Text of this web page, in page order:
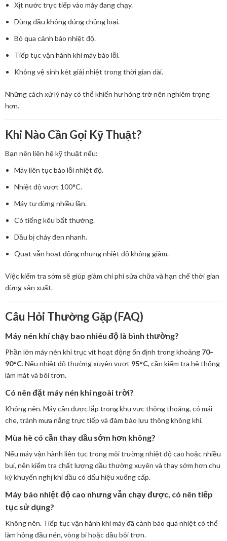
Xịt nước trực tiếp vào máy đang chạy.
Dùng dầu không đúng chủng loại.
Bỏ qua cảnh báo nhiệt độ.
Tiếp tục vận hành khi máy báo lỗi.
Không vệ sinh két giải nhiệt trong thời gian dài.
Những cách xử lý này có thể khiến hư hỏng trở nên nghiêm trọng
hơn.
Khi Nào Cần Gọi Kỹ Thuật?
Bạn nên liên hệ kỹ thuật nếu:
Máy liên tục báo lỗi nhiệt độ.
Nhiệt độ vượt 100°C.
Máy tự dừng nhiều lần.
Có tiếng kêu bất thường.
Dầu bị cháy đen nhanh.
Quạt vẫn hoạt động nhưng nhiệt độ không giảm.
Việc kiểm tra sớm sẽ giúp giảm chi phí sửa chữa và hạn chế thời gian
dừng sản xuất.
Câu Hỏi Thường Gặp (FAQ)
Máy nén khí chạy bao nhiêu độ là bình thường?
Phần lớn máy nén khí trục vít hoạt động ổn định trong khoảng 70–
90°C. Nếu nhiệt độ thường xuyên vượt 95°C, cần kiểm tra hệ thống
làm mát và bôi trơn.
Có nên đặt máy nén khí ngoài trời?
Không nên. Máy cần được lắp trong khu vực thông thoáng, có mái
che, tránh mưa nắng trực tiếp và đảm bảo lưu thông không khí.
Mùa hè có cần thay dầu sớm hơn không?
Nếu máy vận hành liên tục trong môi trường nhiệt độ cao hoặc nhiều
bụi, nên kiểm tra chất lượng dầu thường xuyên và thay sớm hơn chu
kỳ khuyến nghị khi dầu có dấu hiệu xuống cấp.
Máy báo nhiệt độ cao nhưng vẫn chạy được, có nên tiếp
tục sử dụng?
Không nên. Tiếp tục vận hành khi máy đã cảnh báo quá nhiệt có thể
làm hỏng đầu nén, vòng bi hoặc dầu bôi trơn.